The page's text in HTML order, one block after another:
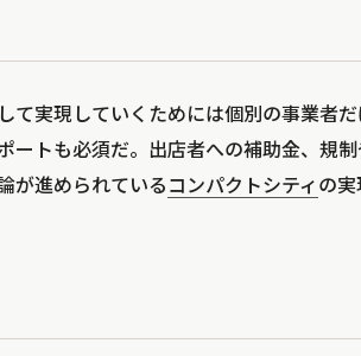
て実現していくためには個別の事業者
ートも必須だ。出店者への補助金、規
が進められている コンパクトシティ の